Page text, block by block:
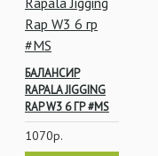
БАЛАНСИР
RAPALA JIGGING
RAP W3 6 ГР #MS
1070р.